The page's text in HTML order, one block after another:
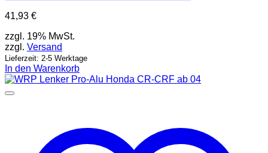
41,93 €
zzgl. 19% MwSt.
zzgl. Versand
Lieferzeit: 2-5 Werktage
In den Warenkorb